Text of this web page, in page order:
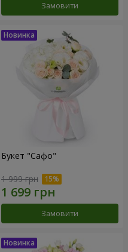
Замовити
Букет "Сафо"
1 999 грн
Замовити